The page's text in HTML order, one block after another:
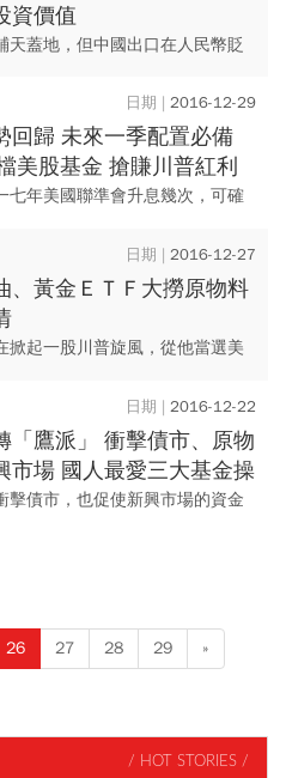
資價值
天蓋地，但中國出口在人民幣貶
上漲？投資人該如何善用簡易工
一股中、美爭霸風...
2016-12-29
回歸 未來一季配置必備
美股基金 搶賺川普紅利
年美國聯準會升息幾次，可確
一年，通膨是投資最大變數，升
段，美元勢必升值...
2016-12-27
、黃金ＥＴＦ大撈原物料
掀起一股川普旋風，從他當選美
天動地大洗牌；投資人該如何善
ＥＴＦ來跟上這一...
2016-12-22
「鷹派」 衝擊債市、原物
市場 國人最愛三大基金操
看升息
擊債市，也促使新興市場的資金
26 27 28 29 »
/ HOT STORIES /